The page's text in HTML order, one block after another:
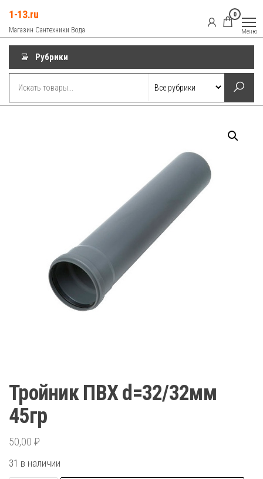
содержимому
1-13.ru
Магазин Сантехники Вода
0
Меню
Рубрики
Тройник ПВХ d=32/32мм
45гр
50,00 ₽
31 в наличии